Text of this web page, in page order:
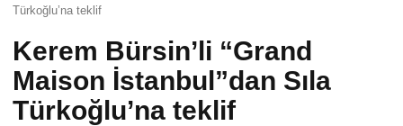
Türkoğlu’na teklif
Kerem Bürsin’li “Grand
Maison İstanbul”dan Sıla
Türkoğlu’na teklif